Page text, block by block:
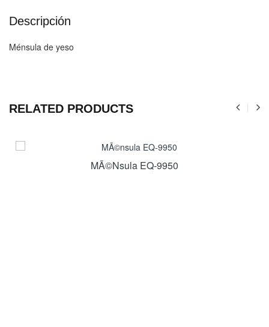
Descripción
Ménsula de yeso
RELATED PRODUCTS
MÃ©nsula EQ-9950